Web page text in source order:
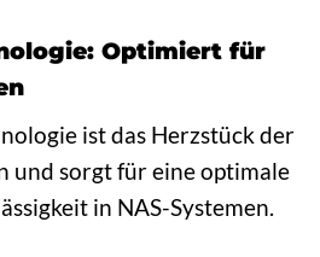
Optimiert für
ist das Herzstück der
und sorgt für eine optimale
in NAS-Systemen.